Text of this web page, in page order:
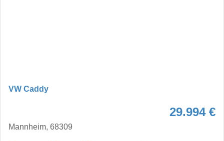
VW Caddy
29.994 €
Mannheim, 68309